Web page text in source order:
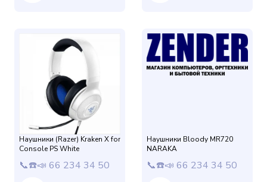
Наушники (Razer) Kraken X for
Console PS White
📞☎️📣 66 234 34 50
Наушники Bloody MR720
NARAKA
📞☎️📣 66 234 34 50